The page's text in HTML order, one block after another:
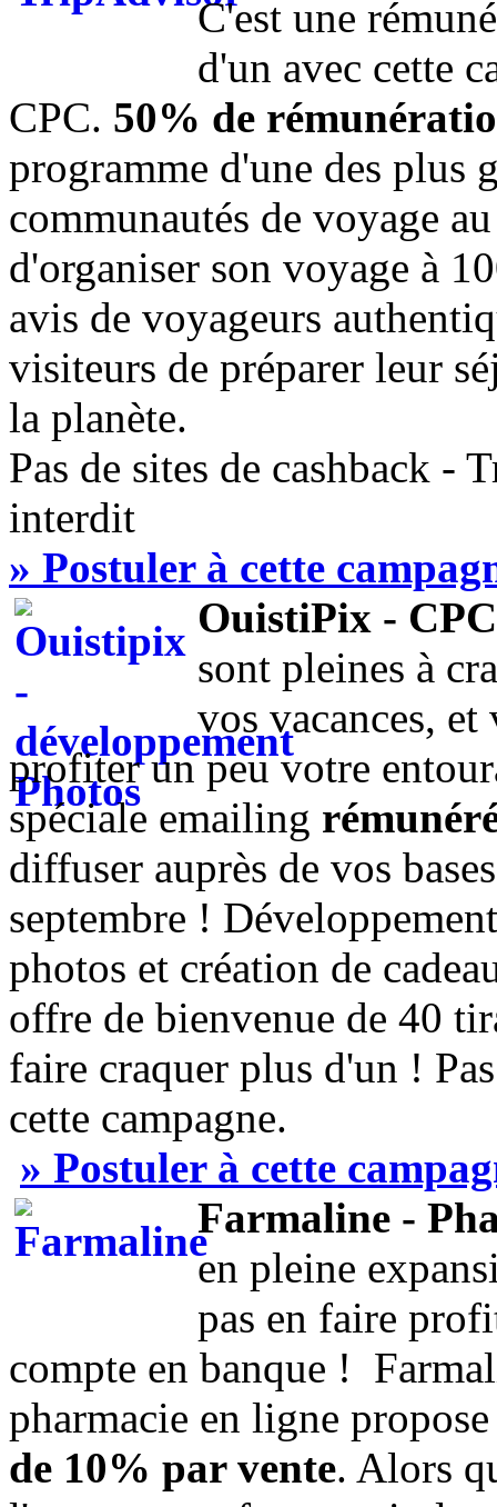
C'est une
d'un avec cette
CPC. 50% de
programme d'une des plus
communautés de voyage
d'organiser son voyage à
avis de voyageurs
visiteurs de préparer leur
la planète.
Pas de sites de cashback -
interdit
​» Postuler à cette
OuistiPix -
sont pleines à
vos vacances,
profiter un peu votre
spéciale emailing
diffuser auprès de vos
septembre !
photos et création de
offre de bienvenue de 40
faire craquer plus d'un !
cette campagne.
» Postuler à cette
Farmaline -
en pleine
pas en faire
compte en banque !
pharmacie en ligne
de 10% par vente. Alors